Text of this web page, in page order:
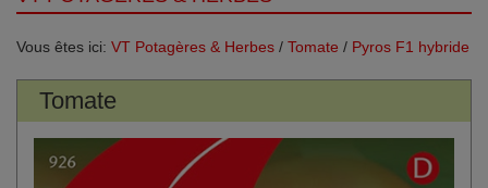
Vous êtes ici: VT Potagères & Herbes / Tomate / Pyros F1 hybride
Tomate